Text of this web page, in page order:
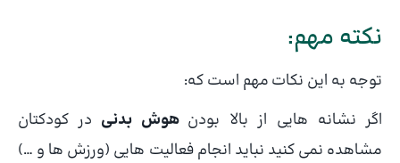
نکته مهم:
توجه به این نکات مهم است که:
اگر نشانه هایی از بالا بودنهوش بدنی در کودکتان
مشاهده نمی کنید نباید انجام فعالیت هایی (ورزش ها و …)